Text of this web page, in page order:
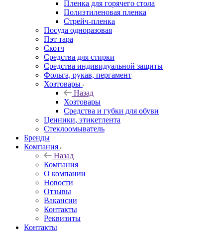
Пленка для горячего стола
Полиэтиленовая пленка
Стрейч-пленка
Посуда одноразовая
Пэт тара
Скотч
Средства для стирки
Средства индивидуальной защиты
Фольга, рукав, пергамент
Хозтовары
Назад
Хозтовары
Средства и губки для обуви
Ценники, этикетлента
Стеклоомыватель
Бренды
Компания
Назад
Компания
О компании
Новости
Отзывы
Вакансии
Контакты
Реквизиты
Контакты